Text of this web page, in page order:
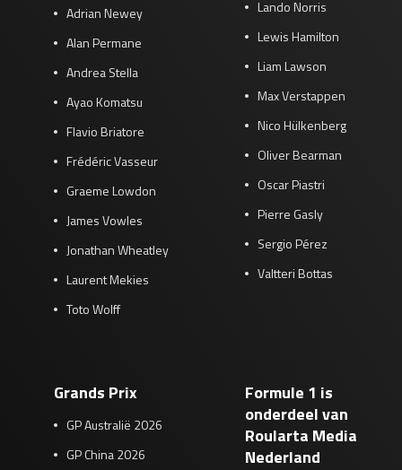
Adrian Newey
Alan Permane
Andrea Stella
Ayao Komatsu
Flavio Briatore
Frédéric Vasseur
Graeme Lowdon
James Vowles
Jonathan Wheatley
Laurent Mekies
Toto Wolff
Lando Norris
Lewis Hamilton
Liam Lawson
Max Verstappen
Nico Hülkenberg
Oliver Bearman
Oscar Piastri
Pierre Gasly
Sergio Pérez
Valtteri Bottas
Grands Prix
GP Australië 2026
GP China 2026
Formule 1 is
onderdeel van
Roularta Media
Nederland